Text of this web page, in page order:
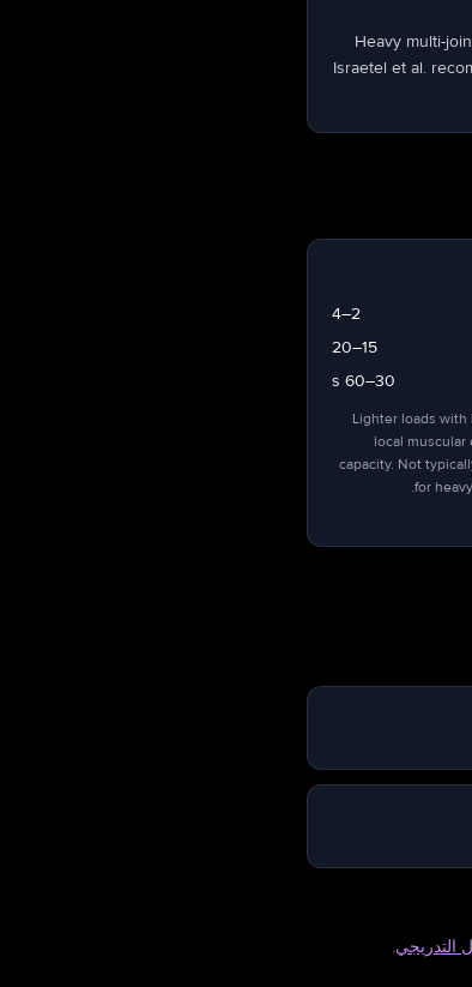
Heavy multi-
Israetel et al.
2–4
15–20
30–60 s
Lighter loads
local muscular
capacity. Not
for
التدريجي.